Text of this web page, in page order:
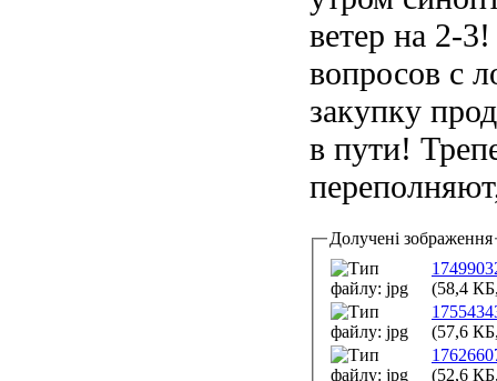
ветер на 2-
вопросов с
закупку
в пути!
Долучені зображення
(58,4
(57,6
(52,6